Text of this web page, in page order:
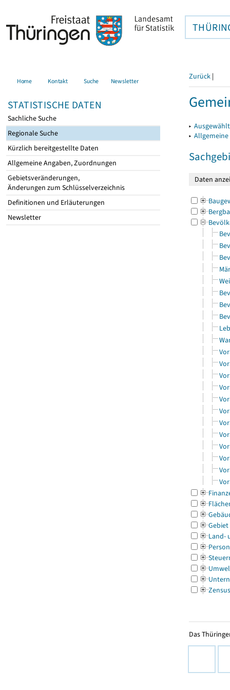
Home Kontakt Suche Newsletter
STATISTISCHE DATEN
Sachliche Suche
Regionale Suche
Kürzlich bereitgestellte Daten
Allgemeine Angaben, Zuordnungen
Gebietsveränderungen,
Änderungen zum Schlüsselverzeichnis
Definitionen und Erläuterungen
Newsletter
Zurück |
▸
▸
Gebiet
Land-
Zensus
Das